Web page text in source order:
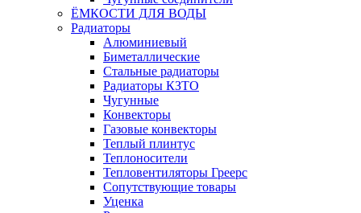
ЁМКОСТИ ДЛЯ ВОДЫ
Радиаторы
Алюминиевый
Биметаллические
Стальные радиаторы
Радиаторы КЗТО
Чугунные
Конвекторы
Газовые конвекторы
Теплый плинтус
Теплоносители
Тепловентиляторы Греерс
Сопутствующие товары
Уценка